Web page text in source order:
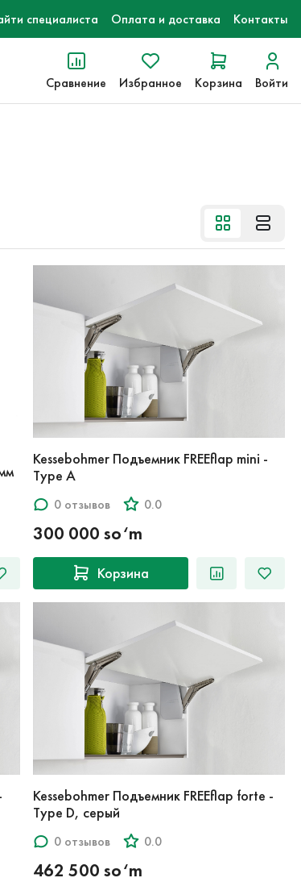
специалиста Оплата и доставка Контакты
Сравнение Избранное Корзина Войти
Kessebohmer Подъемник FREEflap mini -
Type A
0 отзывов 0.0
300 000 so‘m
Корзина
Kessebohmer Подъемник FREEflap forte -
Type D, серый
0 отзывов 0.0
462 500 so‘m